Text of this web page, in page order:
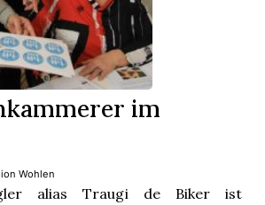
im
Wohlen
alias Traugi de Biker ist